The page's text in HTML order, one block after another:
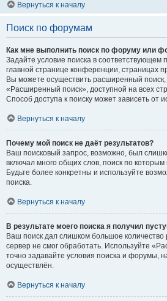
Вернуться к началу
Поиск по форумам
Как мне выполнить поиск по форуму или
Задайте условие поиска в соответствующем
главной странице конференции, страницах
Вы можете осуществить расширенный поиск,
«Расширенный поиск», доступной на всех
Способ доступа к поиску может зависеть от
Вернуться к началу
Почему мой поиск не даёт результатов?
Ваш поисковый запрос, возможно, был
включал много общих слов, поиск по
Будьте более конкретны и используйте
поиска.
Вернуться к началу
В результате моего поиска я получил
Ваш поиск дал слишком большое количество
сервер не смог обработать. Используйте
точно задавайте условия поиска и форумы,
осуществлён.
Вернуться к началу